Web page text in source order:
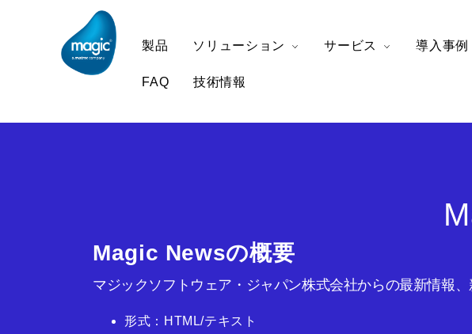
製品 ソリューション サービス 導入事例
FAQ 技術情報
Magic Newsの概要
マジックソフトウェア・ジャパン株式会社からの最新情報
形式：HTML/テキスト